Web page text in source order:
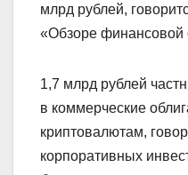
млрд рублей,
«Обзоре финансовой
1,7 млрд рублей
в коммерческие
криптовалютам,
корпоративных